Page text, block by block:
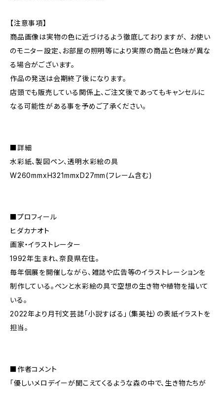
【注意事項】
商品画像は実物の色に近づけるよう徹底しておりますが、 お使い
のモニター設定、お部屋の照明等により実際の商品と色味が異な
る場合がございます。
作品の発送は会期終了後になります。
店頭でも販売している関係上、ご注文後であってもキャンセルに
なる可能性がある事を予めご了承ください。
■詳細
水彩紙、製図ペン、透明水彩絵の具
W260mmxH321mmxD27mm(フレーム含む)
■プロフィール
ヒダカナオト
画家・イラストレーター
1992年生まれ、奈良県在住。
毎年個展を開催しながら、雑誌や広告等のイラストレーションを
制作している。ペンと水彩絵の具で空想の生き物や植物を描いて
いる。
2022年より月刊文芸誌「小説すばる」（集英社）の表紙イラストを
担当。
■作者コメント
「優しいメロデイーが聞こえてくるような森の中で、生き物たちが